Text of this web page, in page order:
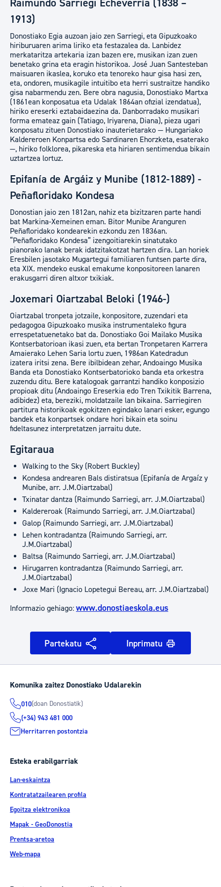
Raimundo Sarriegi Echeverría (1838 –
1913)
Donostiako Egia auzoan jaio zen Sarriegi, eta Gipuzkoako
hiriburuaren arima liriko eta festazalea da. Lanbidez
merkataritza artekaria izan bazen ere, musikan izan zuen
benetako grina eta eragin historikoa. José Juan Santesteban
maisuaren ikaslea, koruko eta tenoreko haur gisa hasi zen,
eta, ondoren, musikagile intuitibo eta herri sustraitze handiko
gisa nabarmendu zen. Bere obra nagusia, Donostiako Martxa
(1861ean konposatua eta Udalak 1864an ofizial izendatua),
hiriko ereserki eztabaidaezina da. Danborradako musikari
forma emateaz gain (Tatiago, Iriyarena, Diana), pieza ugari
konposatu zituen Donostiako inauterietarako — Hungariako
Kaldereroen Konpartsa edo Sardinaren Ehorzketa, esaterako
—, hiriko folklorea, pikareska eta hiriaren sentimendua bikain
uztartzea lortuz.
Epifanía de Argáiz y Munibe (1812-1889) -
Peñafloridako Kondesa
Donostian jaio zen 1812an, nahiz eta bizitzaren parte handi
bat Markina-Xemeinen eman. Bitor Munibe Aranguren
Peñafloridako kondearekin ezkondu zen 1836an.
“Peñafloridako Kondesa” izengoitiarekin sinatutako
pianorako lanak berak idatzitakotzat hartzen dira. Lan horiek
Eresbilen jasotako Mugartegui familiaren funtsen parte dira,
eta XIX. mendeko euskal emakume konpositoreen lanaren
erakusgarri diren altxor txikiak.
Joxemari Oiartzabal Beloki (1946-)
Oiartzabal tronpeta jotzaile, konpositore, zuzendari eta
pedagogoa Gipuzkoako musika instrumentaleko figura
errespetatuenetako bat da. Donostiako Goi Mailako Musika
Kontserbatorioan ikasi zuen, eta bertan Tronpetaren Karrera
Amaierako Lehen Saria lortu zuen, 1986an Katedradun
izatera iritsi zena. Bere ibilbidean zehar, Andoaingo Musika
Banda eta Donostiako Kontserbatorioko banda eta orkestra
zuzendu ditu. Bere katalogoak garrantzi handiko konposizio
propioak ditu (Andoaingo Ereserkia edo Tren Txikitik Barrena,
adibidez) eta, bereziki, moldatzaile lan bikaina. Sarriegiren
partitura historikoak egokitzen egindako lanari esker, egungo
bandek eta konpartsek ondare hori bikain eta soinu
fideltasunez interpretatzen jarraitu dute.
Egitaraua
Walking to the Sky (Robert Buckley)
Kondesa andrearen Bals distiratsua (Epifanía de Argaíz y
Munibe, arr. J.M.Oiartzabal)
Txinatar dantza (Raimundo Sarriegi, arr. J.M.Oiartzabal)
Kaldereroak (Raimundo Sarriegi, arr. J.M.Oiartzabal)
Galop (Raimundo Sarriegi, arr. J.M.Oiartzabal)
Lehen kontradantza (Raimundo Sarriegi, arr.
J.M.Oiartzabal)
Baltsa (Raimundo Sarriegi, arr. J.M.Oiartzabal)
Hirugarren kontradantza (Raimundo Sarriegi, arr.
J.M.Oiartzabal)
Joxe Mari (Ignacio Lopetegui Bereau, arr. J.M.Oiartzabal)
Informazio gehiago: www.donostiaeskola.eus
Partekatu Inprimatu
Komunika zaitez Donostiako Udalarekin
010(doan Donostiatik)
(+34) 943 481 000
Herritarren postontzia
Esteka erabilgarriak
Lan-eskaintza
Kontratatzailearen profila
Egoitza elektronikoa
Mapak - GeoDonostia
Prentsa-aretoa
Web-mapa